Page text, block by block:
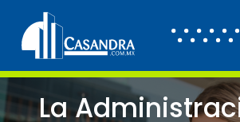
Skip to content
Main
La